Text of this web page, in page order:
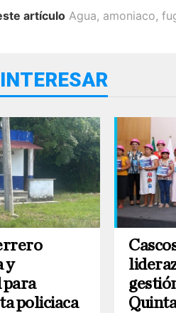
artículo Agua, amoniaco,
y
para
policiaca